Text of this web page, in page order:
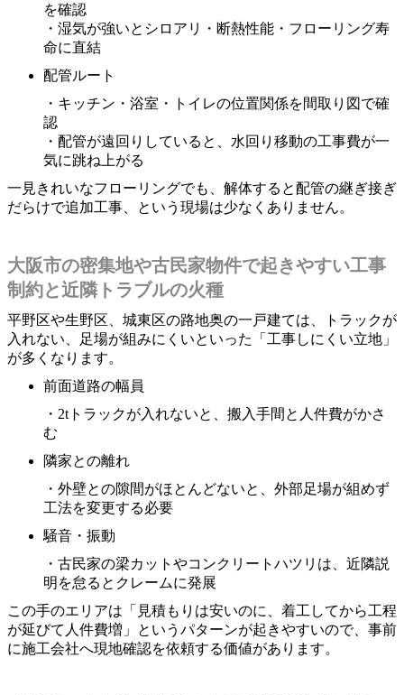
を確認
・湿気が強いとシロアリ・断熱性能・フローリング寿
命に直結
配管ルート
・キッチン・浴室・トイレの位置関係を間取り図で確
認
・配管が遠回りしていると、水回り移動の工事費が一
気に跳ね上がる
一見きれいなフローリングでも、解体すると配管の継ぎ接ぎ
だらけで追加工事、という現場は少なくありません。
大阪市の密集地や古民家物件で起きやすい工事
制約と近隣トラブルの火種
平野区や生野区、城東区の路地奥の一戸建ては、トラックが
入れない、足場が組みにくいといった「工事しにくい立地」
が多くなります。
前面道路の幅員
・2tトラックが入れないと、搬入手間と人件費がかさ
む
隣家との離れ
・外壁との隙間がほとんどないと、外部足場が組めず
工法を変更する必要
騒音・振動
・古民家の梁カットやコンクリートハツリは、近隣説
明を怠るとクレームに発展
この手のエリアは「見積もりは安いのに、着工してから工程
が延びて人件費増」というパターンが起きやすいので、事前
に施工会社へ現地確認を依頼する価値があります。